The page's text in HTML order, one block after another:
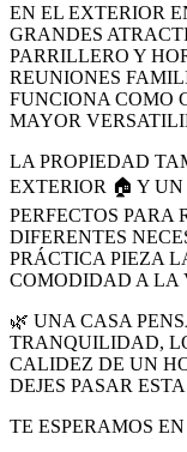
EN EL EXTERIOR
GRANDES
PARRILLERO Y
REUNIONES
FUNCIONA COMO
MAYOR
LA PROPIEDAD
EXTERIOR 🏠 Y
PERFECTOS PARA
DIFERENTES
PRÁCTICA PIEZA
COMODIDAD A LA
🌿 UNA CASA
TRANQUILIDAD,
CALIDEZ DE UN
DEJES PASAR
TE ESPERAMOS